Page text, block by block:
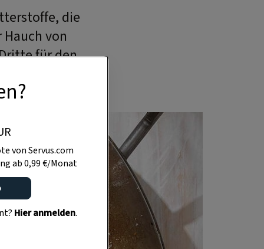
die
von
für den
von Servus.com
ab 0,99 €/Monat
Hier anmelden.